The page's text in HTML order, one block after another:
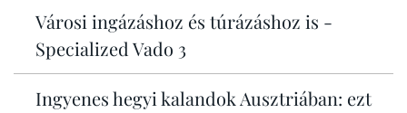
Városi ingázáshoz és túrázáshoz is -
Specialized Vado 3
Ingyenes hegyi kalandok Ausztriában: ezt